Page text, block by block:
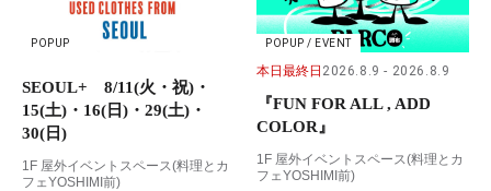
POPUP
SEOUL+ 8/11(火・祝)・
15(土)・16(日)・29(土)・
30(日)
1F 屋外イベントスペース(料理とカ
フェYOSHIMI前)
POPUP / EVENT
本日最終日 2026.8.9 2026.8.9
『FUN FOR ALL , ADD
COLOR』
1F 屋外イベントスペース(料理とカ
フェYOSHIMI前)